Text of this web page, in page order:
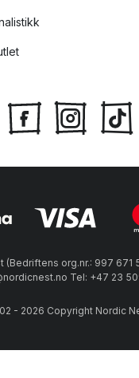
(Bedriftens org.nr.: 997 671
Tel: +47 23
- 2026 Copyright Nordic